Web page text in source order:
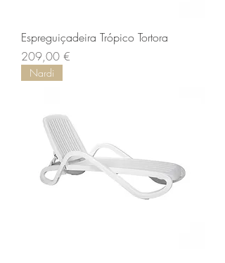
Espreguiçadeira Trópico Tortora
Preço
209,00 €
Nardi